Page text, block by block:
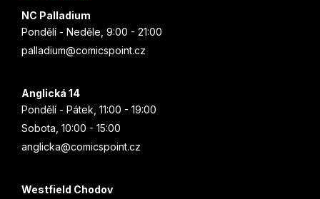
NC Palladium
Pondělí - Neděle, 9:00 - 21:00
palladium@comicspoint.cz
Anglická 14
Pondělí - Pátek, 11:00 - 19:00
Sobota, 10:00 - 15:00
anglicka@comicspoint.cz
Westfield Chodov